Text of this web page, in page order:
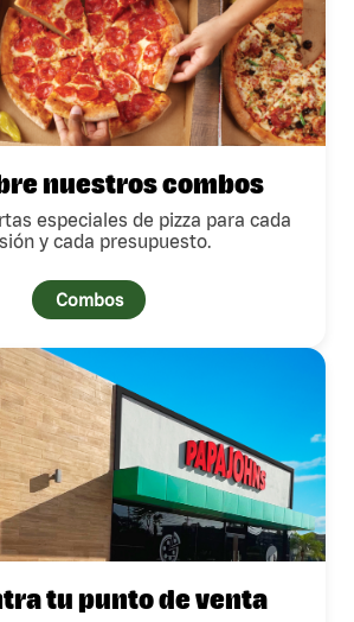
nuestros combos
especiales de pizza para cada
y cada presupuesto.
Combos
tu punto de venta